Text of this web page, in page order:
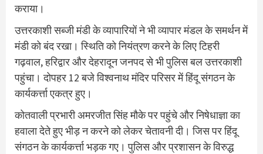
कराया।
उत्तरकाशी सब्जी मंडी के व्यापारियों ने भी व्यापार मंडल के समर्थन में
मंडी को बंद रखा। स्थिति को नियंत्रण करने के लिए टिहरी
गढ़वाल, हरिद्वार और देहरादून जनपद से भी पुलिस बल उत्तरकाशी
पहुंचा। दोपहर 12 बजे विश्वनाथ मंदिर परिसर में हिंदू संगठन के
कार्यकर्त्ता एकत्र हुए।
कोतवाली प्रभारी अमरजीत सिंह मौके पर पहुंचे और निषेधाज्ञा का
हवाला देते हुए भीड़ न करने को लेकर चेतावनी दी। जिस पर हिंदू
संगठन के कार्यकर्त्ता भड़क गए। पुलिस और प्रशासन के विरुद्ध